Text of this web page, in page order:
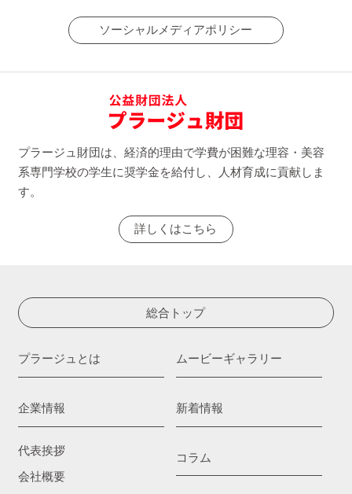
ソーシャルメディアポリシー
プラージュ財団は、経済的理由で学費が困難な理容・美容
系専門学校の学生に奨学金を給付し、人材育成に貢献しま
す。
詳しくはこちら
総合トップ
プラージュとは
企業情報
代表挨拶
会社概要
ムービーギャラリー
新着情報
コラム